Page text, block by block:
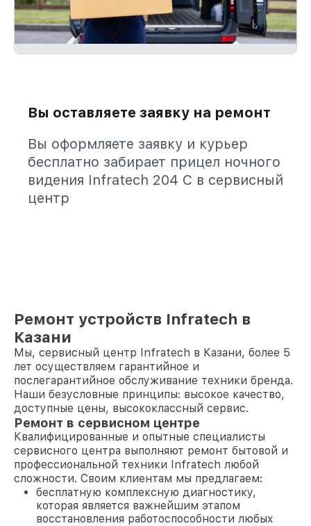
Вы оставляете заявку на ремонт
Вы оформляете заявку и курьер
бесплатно забирает прицел ночного
видения Infratech 204 С в сервисный
центр
Ремонт устройств Infratech в
Казани
Мы, сервисный центр Infratech в Казани, более 5
лет осуществляем гарантийное и
послегарантийное обслуживание техники бренда.
Наши безусловные принципы: высокое качество,
доступные цены, высококлассный сервис.
Ремонт в сервисном центре
Квалифицированные и опытные специалисты
сервисного центра выполняют ремонт бытовой и
профессиональной техники Infratech любой
сложности. Своим клиентам мы предлагаем:
бесплатную комплексную диагностику,
которая является важнейшим этапом
восстановления работоспособности любых